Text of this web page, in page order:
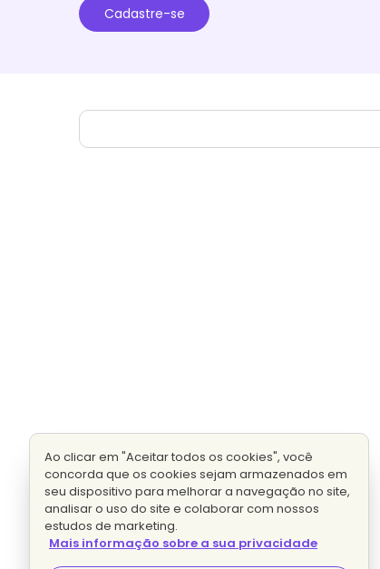
Cadastre-se
Ao clicar em "Aceitar todos os cookies", você
concorda que os cookies sejam armazenados em
seu dispositivo para melhorar a navegação no site,
analisar o uso do site e colaborar com nossos
estudos de marketing.
Mais informação sobre a sua privacidade